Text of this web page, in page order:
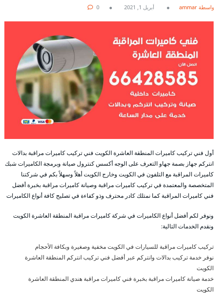
بواسطة ammar أبريل 1, 2021 0
أول فني تركيب كاميرات المنطقة العاشرة الكويت فني تركيب كاميرات مراقبة بدالات
انتركم جهاز بصمة جهاو التعرف على الوجه أكسس كنترول صيانة وبرمجة الكاميرات شبك
كاميرات المراقبة مع التلفون في الكويت وخارج الكويت أهلاً وسهلاً بكم في شركتنا
المتخصصة والمعتمدة في تركيب كاميرات مراقبة وصيانة كاميرات مراقبة بخبرة أفضل
فني كاميرات المراقبة كما نمتلك كادر محترف وذو كفاءة في تصليح كافة أنواع الكاميرات
ونوفر لكم أفضل أنواع الكاميرات في شركة كاميرات مراقبة المنطقة العاشرة الكويت
ونقدم الخدمات التالية:
تركيب كاميرات مراقبة للسيارات في الكويت مخفية وصغيرة وبكافة الأحجام
نوفر خدمة تركيب بدالات وانتركم عبر أفضل فني تركيب انتركم المنطقة العاشرة
الكويت
خدمة صيانة كاميرات مراقبة بخبرة فني كاميرات مراقبة هندي المنطقة العاشرة
الكويت